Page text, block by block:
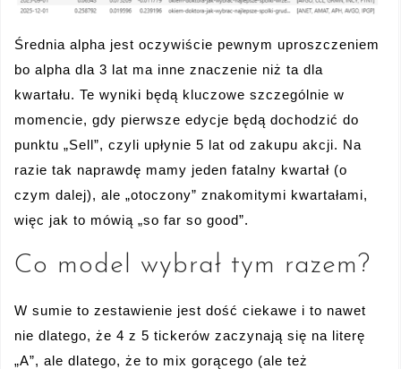
Średnia alpha jest oczywiście pewnym uproszczeniem
bo alpha dla 3 lat ma inne znaczenie niż ta dla
kwartału. Te wyniki będą kluczowe szczególnie w
momencie, gdy pierwsze edycje będą dochodzić do
punktu „Sell”, czyli upłynie 5 lat od zakupu akcji. Na
razie tak naprawdę mamy jeden fatalny kwartał (o
czym dalej), ale „otoczony” znakomitymi kwartałami,
więc jak to mówią „so far so good”.
Co model wybrał tym razem?
W sumie to zestawienie jest dość ciekawe i to nawet
nie dlatego, że 4 z 5 tickerów zaczynają się na literę
„A”, ale dlatego, że to mix gorącego (ale też